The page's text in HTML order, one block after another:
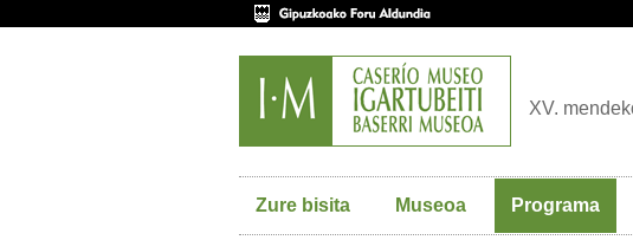
XV.
Zure bisita Museoa Programa